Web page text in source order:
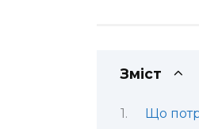
Зміст
Що